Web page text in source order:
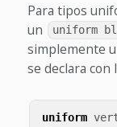
Para tipos
un
uniform
simplemente
se declara con
uniform